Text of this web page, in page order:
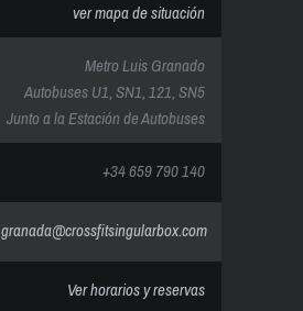
ver mapa de situación
Metro Luis Granado
Autobuses U1, SN1, 121, SN5
Junto a la Estación de Autobuses
+34 659 790 140
granada@crossfitsingularbox.com
Ver horarios y reservas